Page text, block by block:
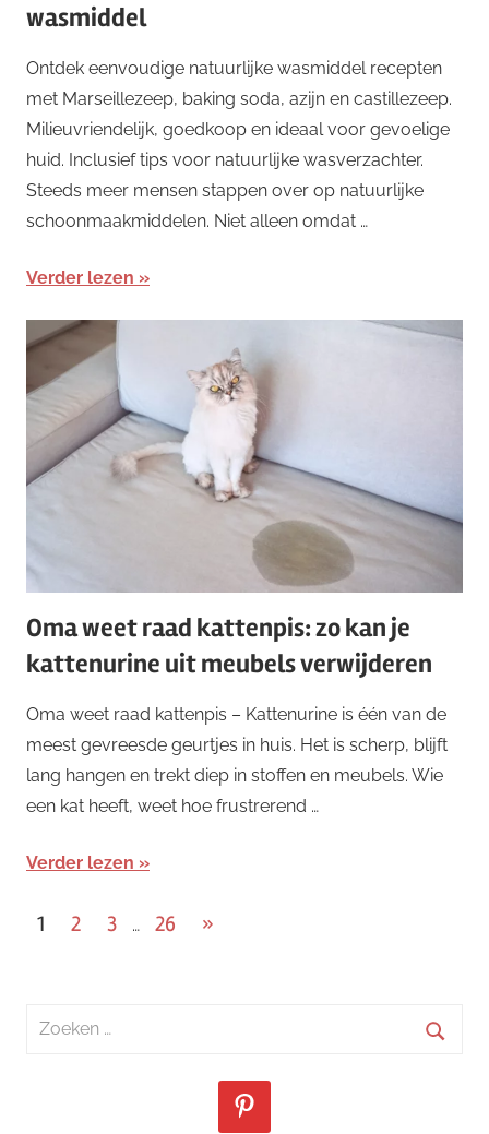
wasmiddel
Ontdek eenvoudige natuurlijke wasmiddel recepten
met Marseillezeep, baking soda, azijn en castillezeep.
Milieuvriendelijk, goedkoop en ideaal voor gevoelige
huid. Inclusief tips voor natuurlijke wasverzachter.
Steeds meer mensen stappen over op natuurlijke
schoonmaakmiddelen. Niet alleen omdat …
Verder lezen
Oma weet raad kattenpis: zo kan je
kattenurine uit meubels verwijderen
Oma weet raad kattenpis – Kattenurine is één van de
meest gevreesde geurtjes in huis. Het is scherp, blijft
lang hangen en trekt diep in stoffen en meubels. Wie
een kat heeft, weet hoe frustrerend …
Verder lezen
Berichten
1 2 3 … 26
Volgende
»
Zoeken